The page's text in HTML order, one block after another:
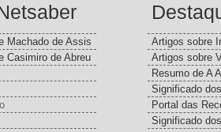
Machado de Assis
Casimiro de Abreu
Artigos sobre
Artigos sobre
Resumo de A
Significado
Portal das
Significado